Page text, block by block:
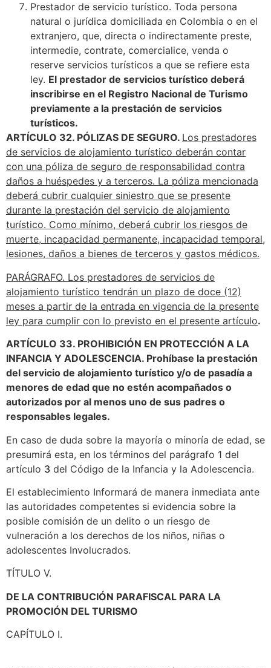
Prestador de servicio turístico. Toda persona
natural o jurídica domiciliada en Colombia o en el
extranjero, que, directa o indirectamente preste,
intermedie, contrate, comercialice, venda o
reserve servicios turísticos a que se refiere esta
ley. El prestador de servicios turístico deberá
inscribirse en el Registro Nacional de Turismo
previamente a la prestación de servicios
turísticos.
ARTÍCULO 32. PÓLIZAS DE SEGURO. Los prestadores
de servicios de alojamiento turístico deberán contar
con una póliza de seguro de responsabilidad contra
daños a huéspedes y a terceros. La póliza mencionada
deberá cubrir cualquier siniestro que se presente
durante la prestación del servicio de alojamiento
turístico. Como mínimo, deberá cubrir los riesgos de
muerte, incapacidad permanente, incapacidad temporal,
lesiones, daños a bienes de terceros y gastos médicos.
PARÁGRAFO. Los prestadores de servicios de
alojamiento turístico tendrán un plazo de doce (12)
meses a partir de la entrada en vigencia de la presente
ley para cumplir con lo previsto en el presente artículo.
ARTÍCULO 33. PROHIBICIÓN EN PROTECCIÓN A LA
INFANCIA Y ADOLESCENCIA. Prohíbase la prestación
del servicio de alojamiento turístico y/o de pasadía a
menores de edad que no estén acompañados o
autorizados por al menos uno de sus padres o
responsables legales.
En caso de duda sobre la mayoría o minoría de edad, se
presumirá esta, en los términos del parágrafo 1 del
artículo 3 del Código de la Infancia y la Adolescencia.
El establecimiento Informará de manera inmediata ante
las autoridades competentes si evidencia sobre la
posible comisión de un delito o un riesgo de
vulneración a los derechos de los niños, niñas o
adolescentes Involucrados.
TÍTULO V.
DE LA CONTRIBUCIÓN PARAFISCAL PARA LA
PROMOCIÓN DEL TURISMO
CAPÍTULO I.